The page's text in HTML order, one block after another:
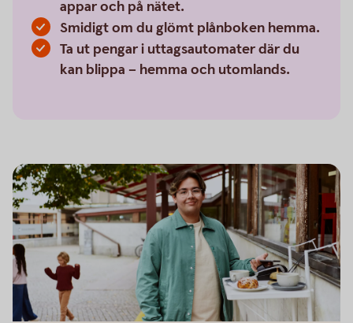
appar och på nätet.
Smidigt om du glömt plånboken hemma.
Ta ut pengar i uttagsautomater där du
kan blippa – hemma och utomlands.